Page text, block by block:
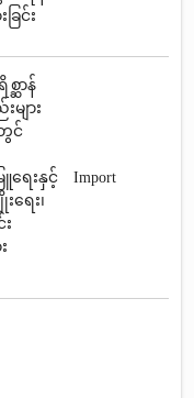
ြင်း
ဆာန်
များ
င်
ြူရေးနှင့်
ရေး၊
Import